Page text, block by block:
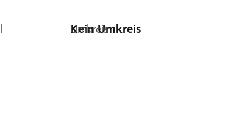
Umkreis